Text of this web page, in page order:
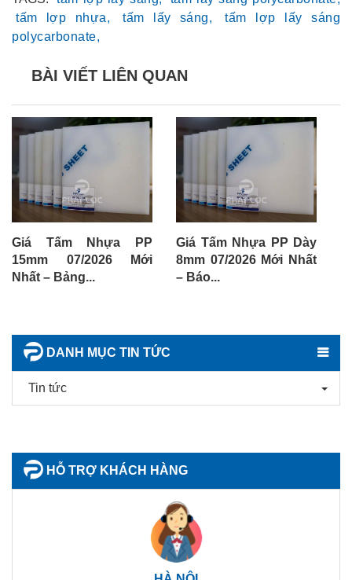
DANH MỤC TIN TỨC
Tin tức
HỖ TRỢ KHÁCH HÀNG
tấm lợp nhựa,
tấm lấy sáng,
tấm lợp lấy sáng
polycarbonate,
BÀI VIẾT LIÊN QUAN
Giá Tấm Nhựa PP
15mm 07/2026 Mới
Nhất – Bảng...
Giá Tấm Nhựa PP Dày
8mm 07/2026 Mới Nhất
– Báo...